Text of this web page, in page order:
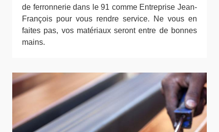
de ferronnerie dans le 91 comme Entreprise Jean-
François pour vous rendre service. Ne vous en
faites pas, vos matériaux seront entre de bonnes
mains.